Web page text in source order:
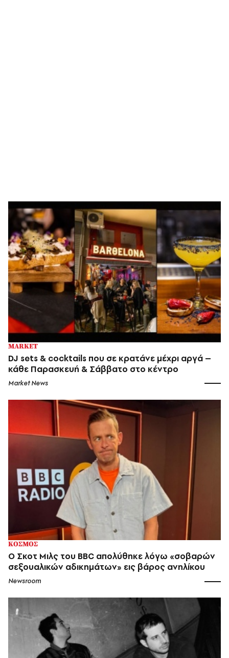
MARKET
DJ sets & cocktails που σε κρατάνε μέχρι αργά –
κάθε Παρασκευή & Σάββατο στο κέντρο
Market News
ΚΟΣΜΟΣ
Ο Σκοτ Μιλς του BBC απολύθηκε λόγω «σοβαρών
σεξουαλικών αδικημάτων» εις βάρος ανηλίκου
Newsroom